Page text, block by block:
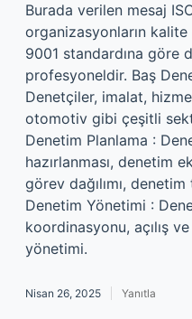
Burada verilen mesaj
organizasyonların
9001 standardına göre
profesyoneldir. Baş
Denetçiler, imalat,
otomotiv gibi çeşitli
Denetim Planlama :
hazırlanması, denetim
görev dağılımı,
Denetim Yönetimi :
koordinasyonu, açılış ve
yönetimi.
Nisan 26, 2025 Yanıtla